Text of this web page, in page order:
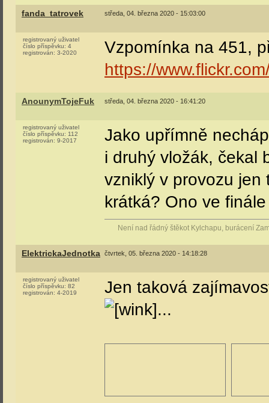
fanda_tatrovek středa, 04. března 2020 - 15:03:00
registrovaný uživatel
číslo příspěvku: 4
registrován: 3-2020
Vzpomínka na 451,
https://
AnounymTojeFuk středa, 04. března 2020 - 16:41:20
registrovaný uživatel
číslo příspěvku: 112
registrován: 9-2017
Jako upřímně
i druhý vložák, čekal
vzniklý v provozu
krátká? Ono ve
Není nad řádný štěkot Kylchapu, burácení
ElektrickaJednotka čtvrtek, 05. března 2020 - 14:18:28
registrovaný uživatel
číslo příspěvku: 82
registrován: 4-2019
Jen taková
...